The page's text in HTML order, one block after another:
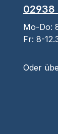
02938
Mo-Do:
Fr: 8-
Oder